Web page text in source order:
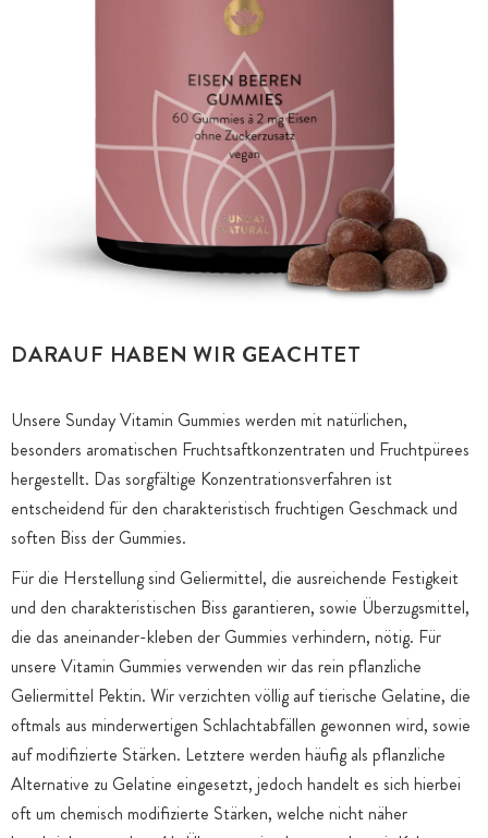
DARAUF HABEN WIR GEACHTET
Unsere Sunday Vitamin Gummies werden mit natürlichen,
besonders aromatischen Fruchtsaftkonzentraten und Fruchtpürees
hergestellt. Das sorgfältige Konzentrationsverfahren ist
entscheidend für den charakteristisch fruchtigen Geschmack und
soften Biss der Gummies.
Für die Herstellung sind Geliermittel, die ausreichende Festigkeit
und den charakteristischen Biss garantieren, sowie Überzugsmittel,
die das aneinander-kleben der Gummies verhindern, nötig. Für
unsere Vitamin Gummies verwenden wir das rein pflanzliche
Geliermittel Pektin. Wir verzichten völlig auf tierische Gelatine, die
oftmals aus minderwertigen Schlachtabfällen gewonnen wird, sowie
auf modifizierte Stärken. Letztere werden häufig als pflanzliche
Alternative zu Gelatine eingesetzt, jedoch handelt es sich hierbei
oft um chemisch modifizierte Stärken, welche nicht näher